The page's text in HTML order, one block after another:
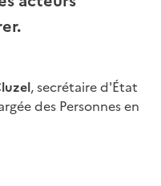
, secrétaire d'État
des Personnes en